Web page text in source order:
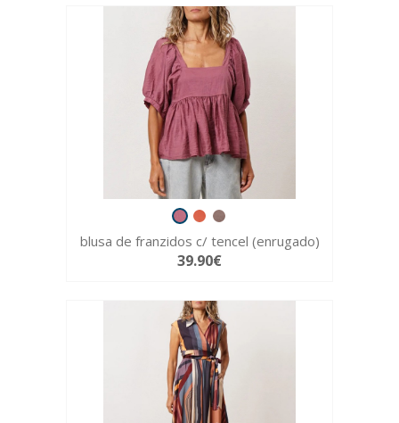
blusa de franzidos c/ tencel (enrugado)
39.90€